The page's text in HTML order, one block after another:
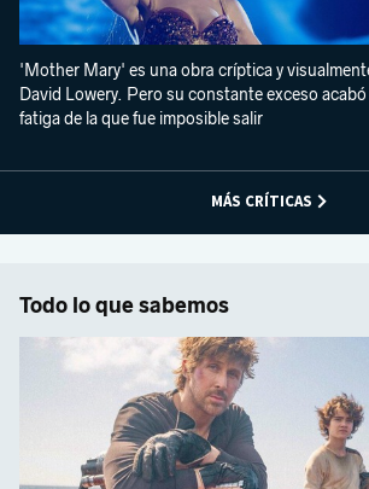
'Mother Mary' es una obra críptica y
David Lowery. Pero su constante exceso
fatiga de la que fue imposible salir
MÁS CRÍTICAS
Todo lo que sabemos